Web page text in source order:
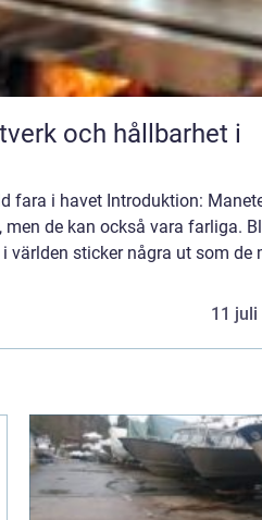
fara i havet Introduktion:
de kan också vara farliga.
världen sticker några ut som de
11 juli